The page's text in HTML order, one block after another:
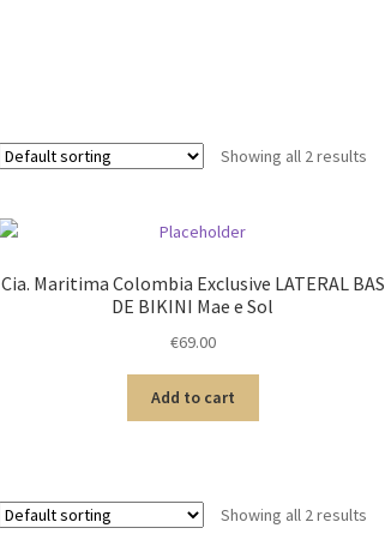
Showing all 2 results
Cia. Maritima Colombia Exclusive LATERAL BAS
DE BIKINI Mae e Sol
€69.00
Add to cart
Showing all 2 results